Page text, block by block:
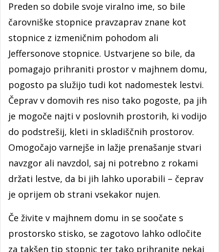
Preden so dobile svoje viralno ime, so bile
čarovniške stopnice pravzaprav znane kot
stopnice z izmeničnim pohodom ali
Jeffersonove stopnice. Ustvarjene so bile, da
pomagajo prihraniti prostor v majhnem domu,
pogosto pa služijo tudi kot nadomestek lestvi.
Čeprav v domovih res niso tako pogoste, pa jih
je mogoče najti v poslovnih prostorih, ki vodijo
do podstrešij, kleti in skladiščnih prostorov.
Omogočajo varnejše in lažje prenašanje stvari
navzgor ali navzdol, saj ni potrebno z rokami
držati lestve, da bi jih lahko uporabili – čeprav
je oprijem ob strani vsekakor nujen.
Če živite v majhnem domu in se soočate s
prostorsko stisko, se zagotovo lahko odločite
za takšen tip stopnic ter tako prihranite nekaj